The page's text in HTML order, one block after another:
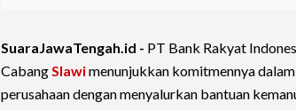
SuaraJawaTengah.id - PT Bank Rakyat
CabangSlawimenunjukkan komitmennya
perusahaan dengan menyalurkan bantuan